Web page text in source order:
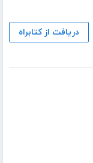
دریافت از کتابراه